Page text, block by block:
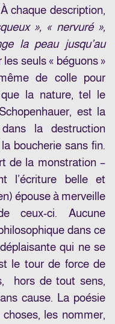
chaque description,
», « nervuré »,
la peau jusqu’au
seuls « béguons »
de colle pour
que la nature, tel le
est la
la destruction
boucherie sans fin.
de la monstration –
l’écriture belle et
épouse à merveille
ceux-ci. Aucune
dans ce
qui ne se
le tour de force de
hors de tout sens,
cause. La poésie
les nommer,